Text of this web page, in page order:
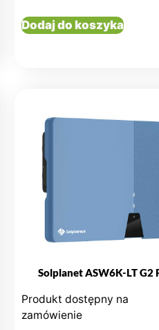
Dodaj do koszyka
Solplanet ASW6K-LT G2
Produkt dostępny na
zamówienie